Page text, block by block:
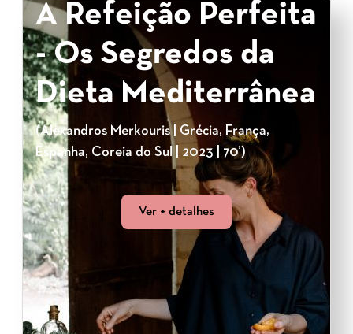
A Refeição Perfeita
- Os Segredos da
Dieta Mediterrânea
(Alexandros Merkouris | Grécia, França,
Espanha, Coreia do Sul | 2023 | 70’)
Ver + detalhes